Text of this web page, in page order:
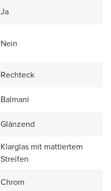
Ja
Nein
Rechteck
Balmani
Glänzend
Klarglas mit mattiertem
Streifen
Chrom